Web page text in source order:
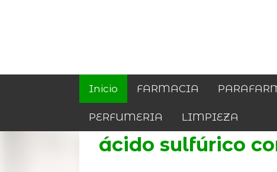
Inicio FARMACIA
PERFUMERIA LIMPIEZA
ácido sulfúrico